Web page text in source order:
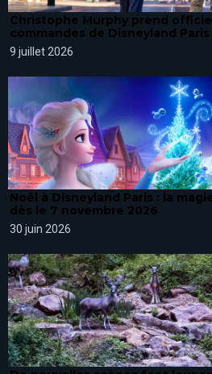
Christophe Murphy prend
commandes de Disneyland Paris
9 juillet 2026
Noël à Disneyland Paris : la
dès le 7 novembre 2026
30 juin 2026